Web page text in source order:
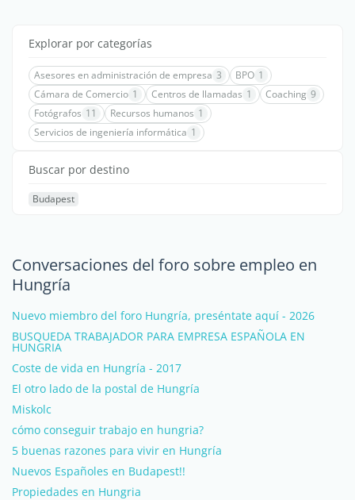
Explorar por categorías
Asesores en administración de empresa 3 BPO 1
Cámara de Comercio 1 Centros de llamadas 1 Coaching 9
Fotógrafos 11 Recursos humanos 1
Servicios de ingeniería informática 1
Buscar por destino
Budapest
Conversaciones del foro sobre empleo en
Hungría
Nuevo miembro del foro Hungría, preséntate aquí - 2026
BUSQUEDA TRABAJADOR PARA EMPRESA ESPAÑOLA EN
HUNGRIA
Coste de vida en Hungría - 2017
El otro lado de la postal de Hungría
Miskolc
cómo conseguir trabajo en hungria?
5 buenas razones para vivir en Hungría
Nuevos Españoles en Budapest!!
Propiedades en Hungria